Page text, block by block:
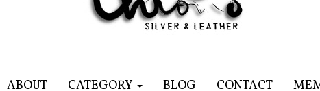
ABOUT CATEGORY BLOG CONTACT